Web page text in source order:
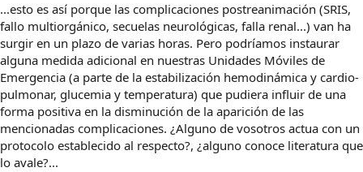
...esto es así porque las complicaciones postreanimación (SRIS,
fallo multiorgánico, secuelas neurológicas, falla renal...) van ha
surgir en un plazo de varias horas. Pero podríamos instaurar
alguna medida adicional en nuestras Unidades Móviles de
Emergencia (a parte de la estabilización hemodinámica y cardio-
pulmonar, glucemia y temperatura) que pudiera influir de una
forma positiva en la disminución de la aparición de las
mencionadas complicaciones. ¿Alguno de vosotros actua con un
protocolo establecido al respecto?, ¿alguno conoce literatura que
lo avale?...